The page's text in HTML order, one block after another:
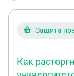
поняла, что
в данном вопросе
Защита
Как